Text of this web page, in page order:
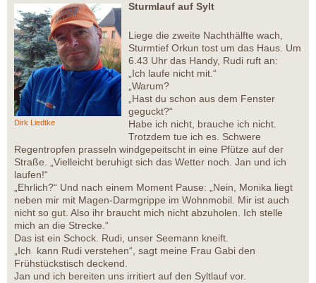
Dirk Liedtke
Sturmlauf auf Sylt
Liege die zweite Nachthälfte wach,
Sturmtief Orkun tost um das Haus. Um
6.43 Uhr das Handy, Rudi ruft an:
„Ich laufe nicht mit.“
„Warum?
„Hast du schon aus dem Fenster
geguckt?“
Habe ich nicht, brauche ich nicht.
Trotzdem tue ich es. Schwere
Regentropfen prasseln windgepeitscht in eine Pfütze auf der
Straße. „Vielleicht beruhigt sich das Wetter noch. Jan und ich
laufen!“
„Ehrlich?“ Und nach einem Moment Pause: „Nein, Monika liegt
neben mir mit Magen-Darmgrippe im Wohnmobil. Mir ist auch
nicht so gut. Also ihr braucht mich nicht abzuholen. Ich stelle
mich an die Strecke.“
Das ist ein Schock. Rudi, unser Seemann kneift.
„Ich kann Rudi verstehen“, sagt meine Frau Gabi den
Frühstückstisch deckend.
Jan und ich bereiten uns irritiert auf den Syltlauf vor.